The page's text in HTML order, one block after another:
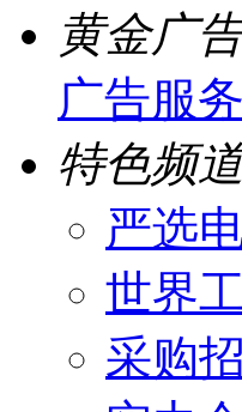
黄金广
广告服务
特色频
严选
世界
采购